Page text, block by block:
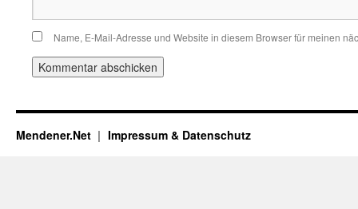
Name, E-Mail-Adresse und Website in diesem Browser für meinen
Mendener.Net Impressum & Datenschutz